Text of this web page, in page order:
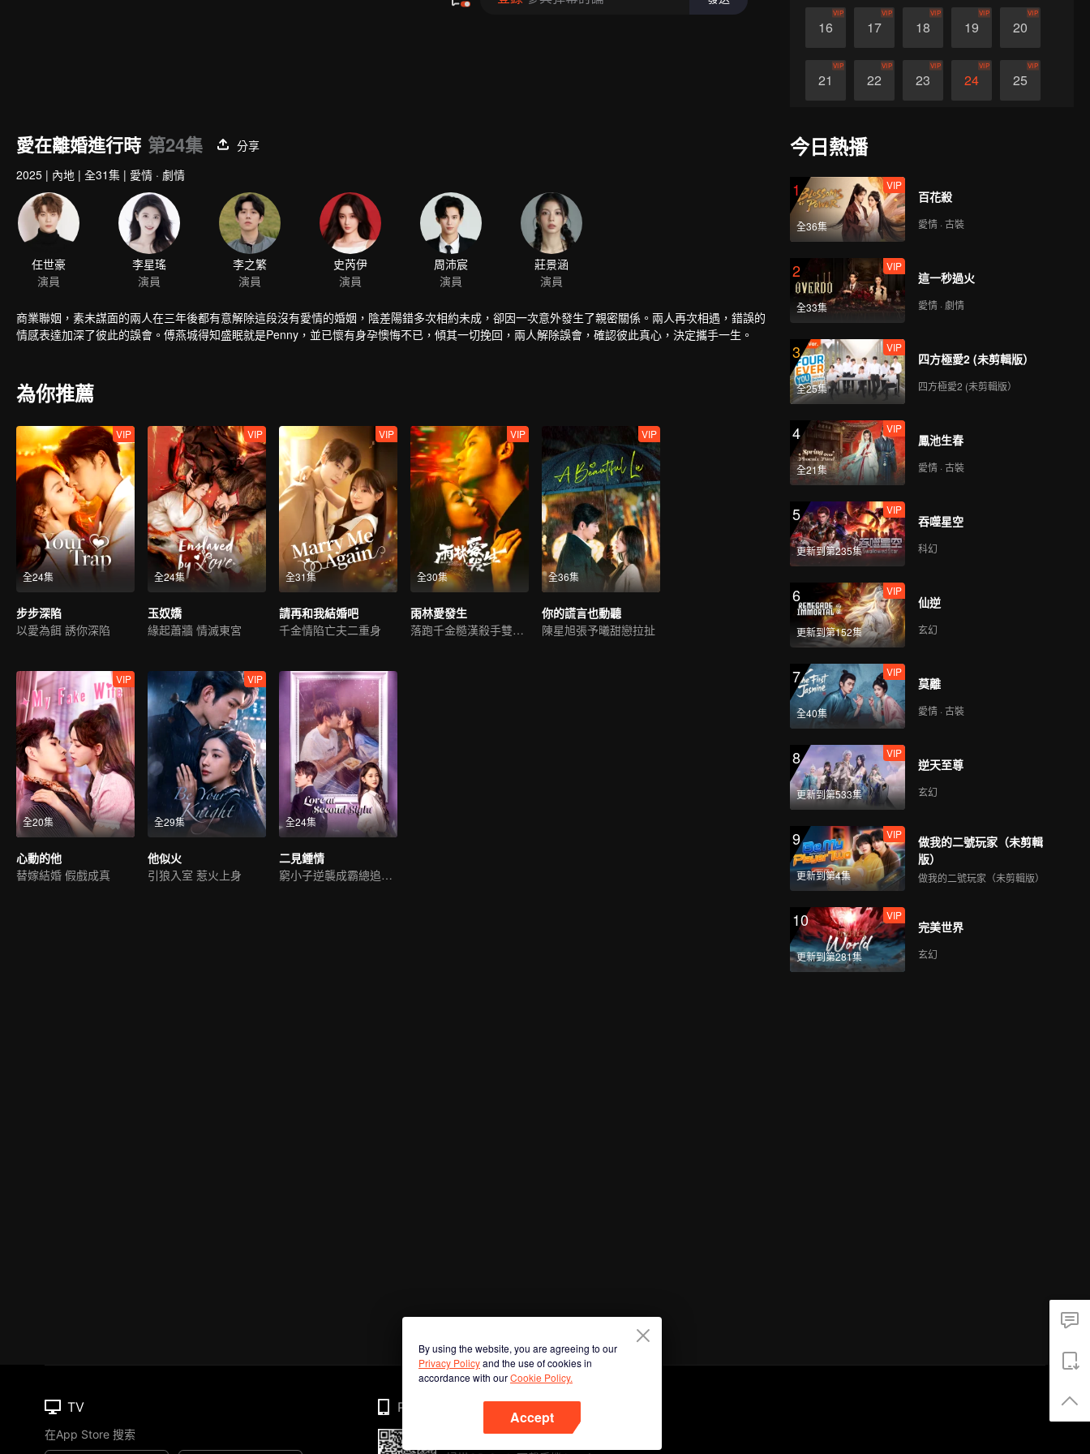
16
VIP
17
VIP
18
VIP
19
VIP
20
VIP
21
VIP
22
VIP
23
VIP
24
VIP
25
VIP
27
愛在離婚進行時 第24集
分享
2025 | 內地 | 全31集 | 愛情 · 劇情
商業聯姻，素未謀面的兩人在三年後都有意解除這段沒有愛情的婚姻，陰差陽錯多次相約未成，卻因一次意外發生了親密關係。兩人再次相遇，錯誤的
情感表達加深了彼此的誤會。傅燕城得知盛眠就是Penny，並已懷有身孕懊悔不已，傾其一切挽回，兩人解除誤會，確認彼此真心，決定攜手一生。
為你推薦
全24集
VIP
步步深陷
以愛為餌 誘你深陷
全24集
VIP
玉奴嬌
緣起蕭牆 情滅東宮
全31集
VIP
請再和我結婚吧
千金情陷亡夫二重身
全30集
VIP
雨林愛發生
落跑千金糙漢殺手雙向救贖
全36集
VIP
你的謊言也動聽
陳星旭張予曦甜戀拉扯
全20集
VIP
心動的他
替嫁結婚 假戲成真
全29集
VIP
他似火
引狼入室 惹火上身
全24集
二見鍾情
窮小子逆襲成霸總追初戀
今日熱播
1
全36集
VIP
百花殺
愛情 · 古裝
2
全33集
VIP
這一秒過火
愛情 · 劇情
3
全25集
VIP
四方極愛2 (未剪輯版）
四方極愛2 (未剪輯版）
4
全21集
VIP
鳳池生春
愛情 · 古裝
5
更新到第235集
VIP
吞噬星空
科幻
6
更新到第152集
VIP
仙逆
玄幻
7
全40集
VIP
莫離
愛情 · 古裝
8
更新到第533集
VIP
逆天至尊
玄幻
9
更新到第4集
VIP
做我的二號玩家（未剪輯
版）
做我的二號玩家（未剪輯版）
10
更新到第281集
VIP
完美世界
玄幻
By using the website, you are agreeing to our
Privacy Policyand the use of cookies in
accordance with ourCookie Policy.
Accept
TV
在App Store 搜索
Phone